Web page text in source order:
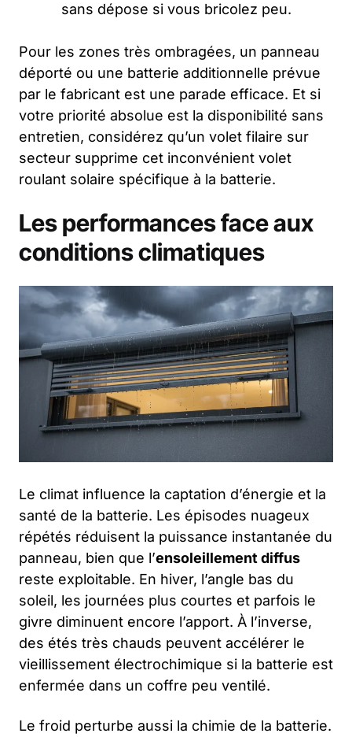
sans dépose si vous bricolez peu.
Pour les zones très ombragées, un panneau
déporté ou une batterie additionnelle prévue
par le fabricant est une parade efficace. Et si
votre priorité absolue est la disponibilité sans
entretien, considérez qu’un volet filaire sur
secteur supprime cet inconvénient volet
roulant solaire spécifique à la batterie.
Les performances face aux
conditions climatiques
Le climat influence la captation d’énergie et la
santé de la batterie. Les épisodes nuageux
répétés réduisent la puissance instantanée du
panneau, bien que l’ensoleillement diffus
reste exploitable. En hiver, l’angle bas du
soleil, les journées plus courtes et parfois le
givre diminuent encore l’apport. À l’inverse,
des étés très chauds peuvent accélérer le
vieillissement électrochimique si la batterie est
enfermée dans un coffre peu ventilé.
Le froid perturbe aussi la chimie de la batterie.